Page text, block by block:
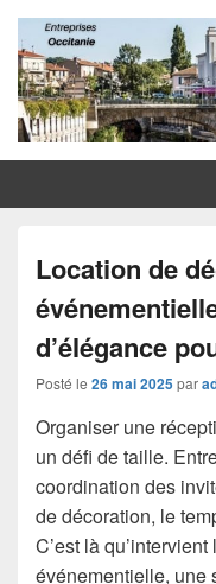
Entreprises
Location de
d’élégance
Posté le 26 mai 2025par
Organiser une
un défi de taille.
coordination des
de décoration, le
C’est là
événementielle, une